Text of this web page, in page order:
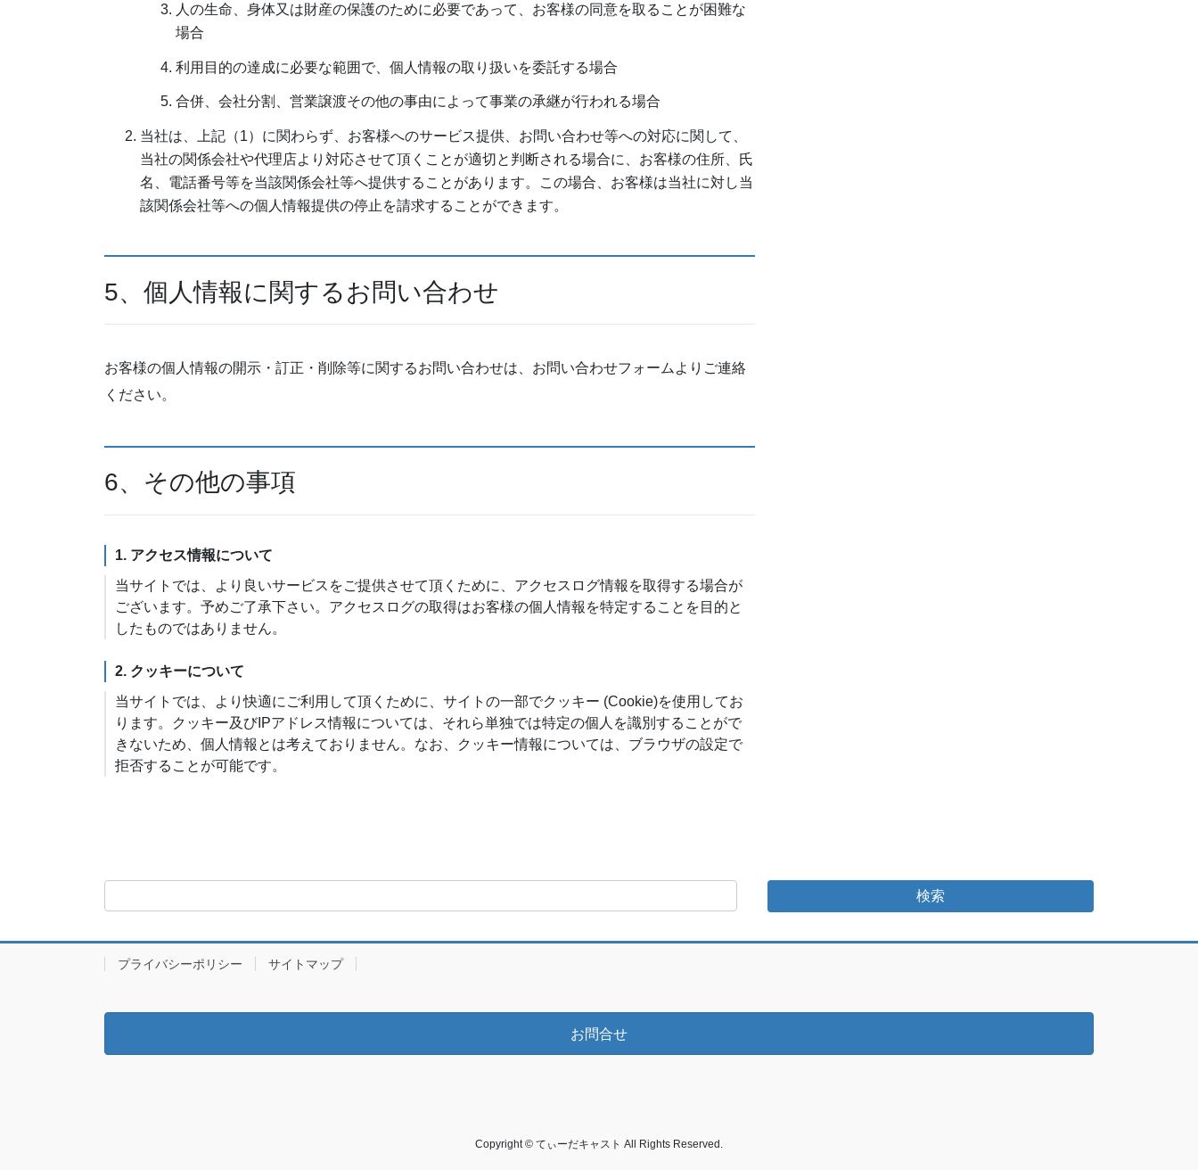
人の生命、身体又は財産の保護のために必要であって、お客様の同意を取ることが困難な
場合
利用目的の達成に必要な範囲で、個人情報の取り扱いを委託する場合
合併、会社分割、営業譲渡その他の事由によって事業の承継が行われる場合
当社は、上記（1）に関わらず、お客様へのサービス提供、お問い合わせ等への対応に関して、
当社の関係会社や代理店より対応させて頂くことが適切と判断される場合に、お客様の住所、氏
名、電話番号等を当該関係会社等へ提供することがあります。この場合、お客様は当社に対し当
該関係会社等への個人情報提供の停止を請求することができます。
5、個人情報に関するお問い合わせ
お客様の個人情報の開示・訂正・削除等に関するお問い合わせは、お問い合わせフォームよりご連絡
ください。
6、その他の事項
1. アクセス情報について
当サイトでは、より良いサービスをご提供させて頂くために、アクセスログ情報を取得する場合が
ございます。予めご了承下さい。アクセスログの取得はお客様の個人情報を特定することを目的と
したものではありません。
2. クッキーについて
当サイトでは、より快適にご利用して頂くために、サイトの一部でクッキー (Cookie)を使用してお
ります。クッキー及びIPアドレス情報については、それら単独では特定の個人を識別することがで
きないため、個人情報とは考えておりません。なお、クッキー情報については、ブラウザの設定で
拒否することが可能です。
プライバシーポリシー サイトマップ
お問合せ
Copyright © てぃーだキャスト All Rights Reserved.